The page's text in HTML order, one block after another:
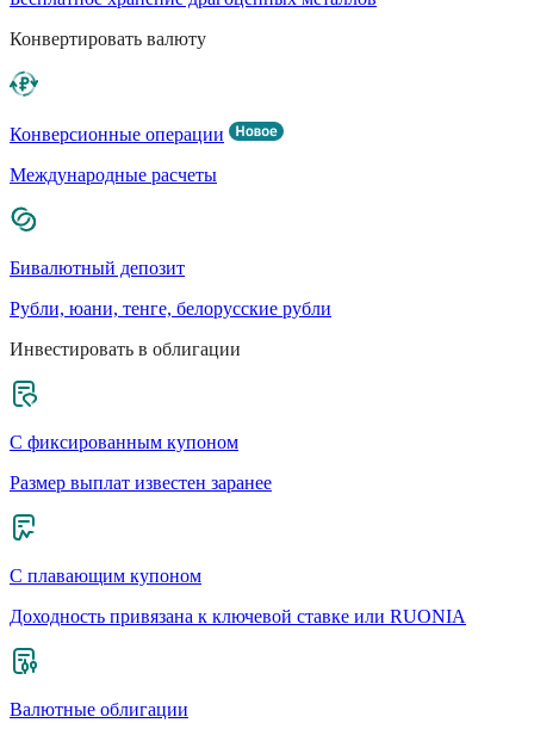
Конвертировать валюту
Конверсионные операции
Международные расчеты
Бивалютный депозит
Рубли, юани, тенге, белорусские рубли
Инвестировать в облигации
С фиксированным купоном
Размер выплат известен заранее
С плавающим купоном
Доходность привязана к ключевой ставке или RUONIA
Валютные облигации